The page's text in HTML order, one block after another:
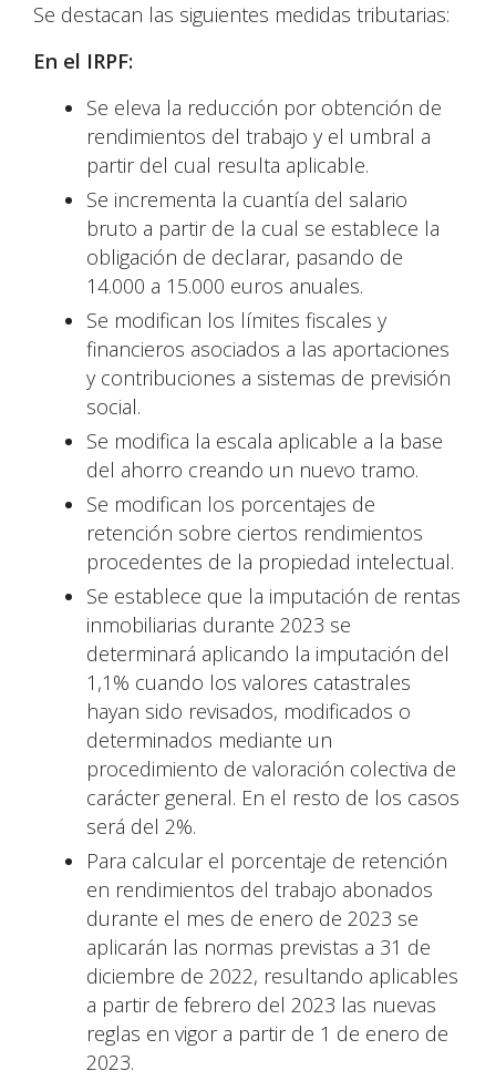
Se destacan las siguientes medidas tributarias:
En el IRPF:
Se eleva la reducción por obtención de
rendimientos del trabajo y el umbral a
partir del cual resulta aplicable.
Se incrementa la cuantía del salario
bruto a partir de la cual se establece la
obligación de declarar, pasando de
14.000 a 15.000 euros anuales.
Se modifican los límites fiscales y
financieros asociados a las aportaciones
y contribuciones a sistemas de previsión
social.
Se modifica la escala aplicable a la base
del ahorro creando un nuevo tramo.
Se modifican los porcentajes de
retención sobre ciertos rendimientos
procedentes de la propiedad intelectual.
Se establece que la imputación de rentas
inmobiliarias durante 2023 se
determinará aplicando la imputación del
1,1% cuando los valores catastrales
hayan sido revisados, modificados o
determinados mediante un
procedimiento de valoración colectiva de
carácter general. En el resto de los casos
será del 2%.
Para calcular el porcentaje de retención
en rendimientos del trabajo abonados
durante el mes de enero de 2023 se
aplicarán las normas previstas a 31 de
diciembre de 2022, resultando aplicables
a partir de febrero del 2023 las nuevas
reglas en vigor a partir de 1 de enero de
2023.